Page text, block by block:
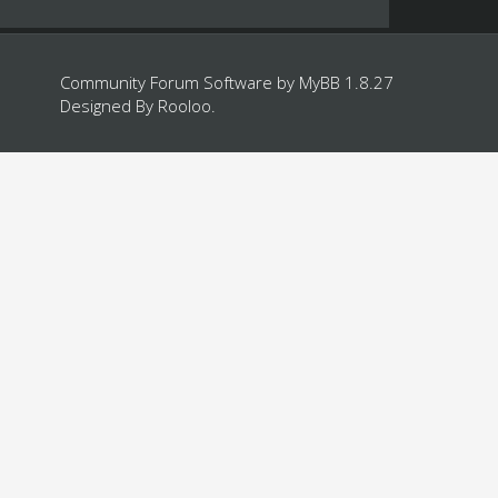
Community Forum Software by MyBB 1.8.27
Designed By Rooloo.